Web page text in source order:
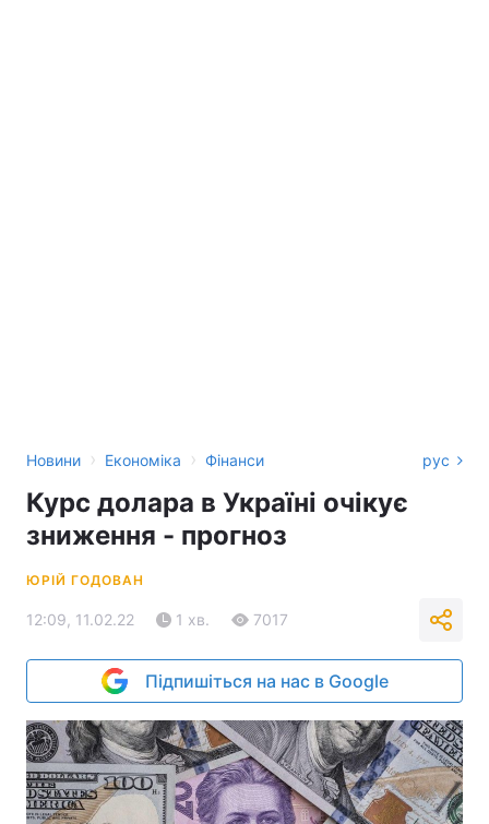
Новини › Економіка › Фінанси рус
Курс долара в Україні очікує
зниження - прогноз
ЮРІЙ ГОДОВАН
12:09, 11.02.22 1 хв. 7017
Підпишіться на нас в Google